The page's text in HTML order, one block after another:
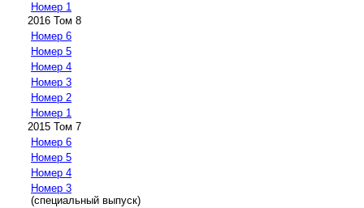
Номер 1
2016 Том 8
Номер 6
Номер 5
Номер 4
Номер 3
Номер 2
Номер 1
2015 Том 7
Номер 6
Номер 5
Номер 4
Номер 3
(специальный выпуск)